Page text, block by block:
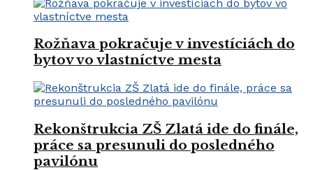
Rožňava pokračuje v investíciách do
bytov vo vlastníctve mesta
Rekonštrukcia ZŠ Zlatá ide do finále,
práce sa presunuli do posledného
pavilónu